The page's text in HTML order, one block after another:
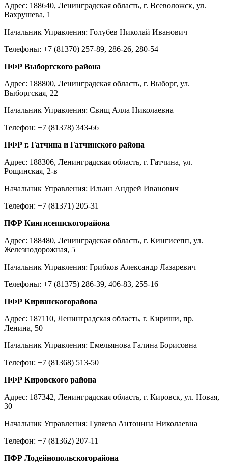
Адрес: 188640, Ленинградская область, г. Всеволожск, ул.
Вахрушева, 1
Начальник Управления: Голубев Николай Иванович
Телефоны: +7 (81370) 257-89, 286-26, 280-54
ПФР Выборгского района
Адрес: 188800, Ленинградская область, г. Выборг, ул.
Выборгская, 22
Начальник Управления: Свищ Алла Николаевна
Телефон: +7 (81378) 343-66
ПФР г. Гатчина и Гатчинского района
Адрес: 188306, Ленинградская область, г. Гатчина, ул.
Рощинская, 2-в
Начальник Управления: Ильин Андрей Иванович
Телефон: +7 (81371) 205-31
ПФР Кингисеппскогорайона
Адрес: 188480, Ленинградская область, г. Кингисепп, ул.
Железнодорожная, 5
Начальник Управления: Грибков Александр Лазаревич
Телефоны: +7 (81375) 286-39, 406-83, 255-16
ПФР Киришскогорайона
Адрес: 187110, Ленинградская область, г. Кириши, пр.
Ленина, 50
Начальник Управления: Емельянова Галина Борисовна
Телефон: +7 (81368) 513-50
ПФР Кировского района
Адрес: 187342, Ленинградская область, г. Кировск, ул. Новая,
30
Начальник Управления: Гуляева Антонина Николаевна
Телефон: +7 (81362) 207-11
ПФР Лодейнопольскогорайона